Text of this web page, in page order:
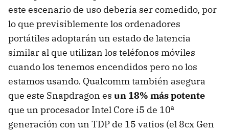
este escenario de uso debería ser comedido, por
lo que previsiblemente los ordenadores
portátiles adoptarán un estado de latencia
similar al que utilizan los teléfonos móviles
cuando los tenemos encendidos pero no los
estamos usando. Qualcomm también asegura
que este Snapdragon es un 18% más potente
que un procesador Intel Core i5 de 10ª
generación con un TDP de 15 vatios (el 8cx Gen